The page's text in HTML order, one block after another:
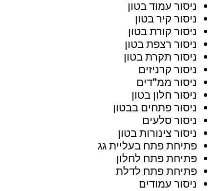
ניסור עמוד בטון
ניסור קיר בטון
ניסור קורת בטון
ניסור רצפת בטון
ניסור תקרת בטון
ניסור קרניזים
ניסור ממ"דים
ניסור חלון בטון
ניסור פתחים בבטון
ניסור סלעים
ניסור צינורות בטון
פתיחת פתח בעליית גג
פתיחת פתח לחלון
פתיחת פתח לדלת
ניסור עמודים